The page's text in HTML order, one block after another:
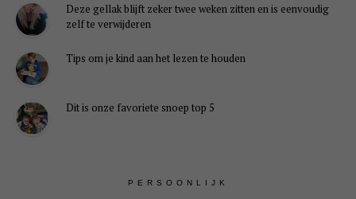
Deze gellak blijft zeker twee weken zitten en is eenvoudig
zelf te verwijderen
Tips om je kind aan het lezen te houden
Dit is onze favoriete snoep top 5
PERSOONLIJK